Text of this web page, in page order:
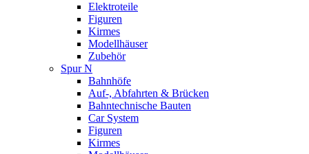
Elektroteile
Figuren
Kirmes
Modellhäuser
Zubehör
Spur N
Bahnhöfe
Auf-, Abfahrten & Brücken
Bahntechnische Bauten
Car System
Figuren
Kirmes